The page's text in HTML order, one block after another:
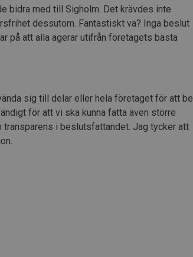
bidra med till Sigholm. Det krävdes inte
dessutom. Fantastiskt va? Inga beslut
på att alla agerar utifrån företagets bästa
sig till delar eller hela företaget för att be
för att vi ska kunna fatta även större
i beslutsfattandet. Jag tycker att